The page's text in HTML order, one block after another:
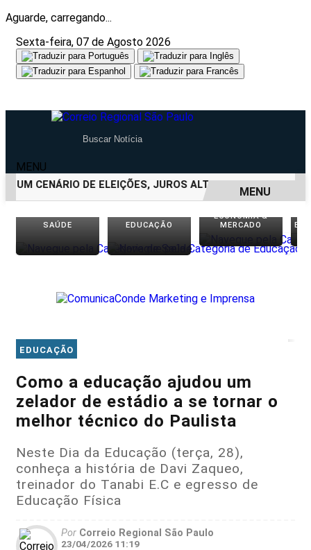
Aguarde, carregando...
Sexta-feira, 07 de Agosto 2026
MENU
CENÁRIO DE ELEIÇÕES, JUROS ALTOS E INCERTEZA
EM ALTA
MENU
SAÚDE EDUCAÇÃO
ECONOMIA &
MERCADO
EDUCAÇÃO
Como a educação ajudou um
zelador de estádio a se tornar o
melhor técnico do Paulista
Neste Dia da Educação (terça, 28),
conheça a história de Davi Zaqueo,
treinador do Tanabi E.C e egresso de
Educação Física
Por Correio Regional São Paulo
23/04/2026 11:19